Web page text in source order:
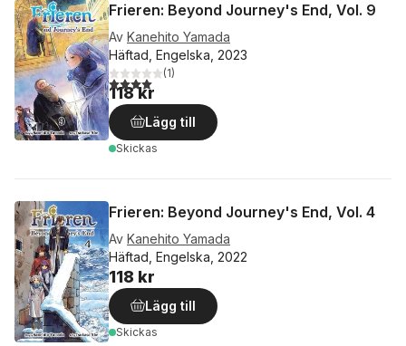
Frieren: Beyond Journey's End, Vol. 9
Av Kanehito Yamada
Häftad, Engelska, 2023
4,0utav 5 stjärnor. Totalt antal röster:
(1)
118 kr
Lägg till
Skickas
Frieren: Beyond Journey's End, Vol. 4
Av Kanehito Yamada
Häftad, Engelska, 2022
118 kr
Lägg till
Skickas